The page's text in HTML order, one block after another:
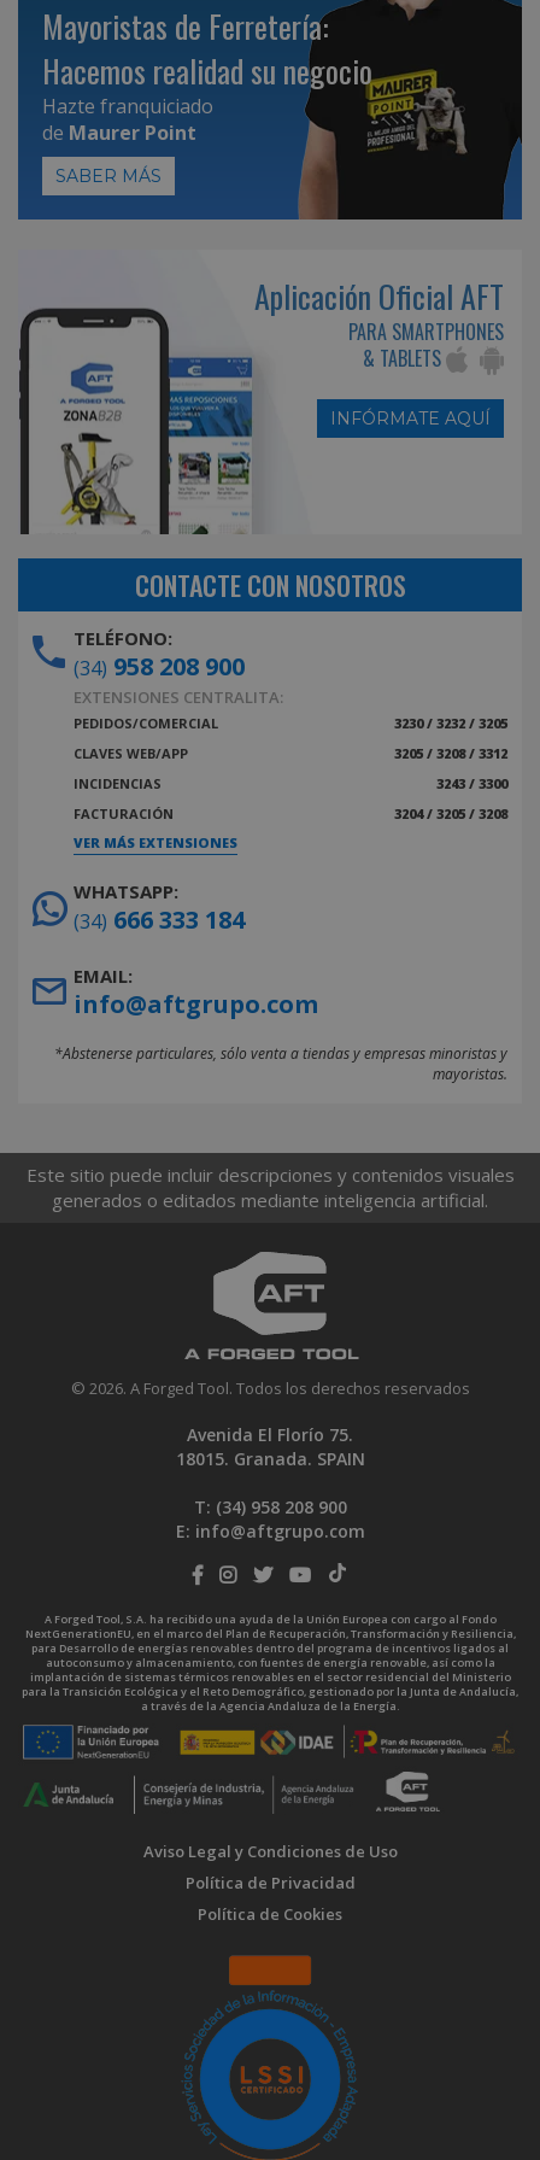
Mayoristas de Ferretería:
Hacemos realidad su negocio
Hazte franquiciado
de Maurer Point
SABER MÁS
Aplicación Oficial AFT
PARA SMARTPHONES
& TABLETS
INFÓRMATE AQUÍ
CONTACTE CON NOSOTROS
TELÉFONO:
(34) 958 208 900
EXTENSIONES CENTRALITA:
PEDIDOS/COMERCIAL
3230 / 3232 / 3205
CLAVES WEB/APP
3205 / 3208 / 3312
INCIDENCIAS
3243 / 3300
FACTURACIÓN
3204 / 3205 / 3208
VER MÁS EXTENSIONES
WHATSAPP:
(34) 666 333 184
EMAIL:
info@aftgrupo.com
*Abstenerse particulares, sólo venta a tiendas y empresas minoristas y
mayoristas.
Este sitio puede incluir descripciones y contenidos visuales
generados o editados mediante inteligencia artificial.
© 2026. A Forged Tool. Todos los derechos reservados
Avenida El Florío 75.
18015. Granada. SPAIN
T: (34) 958 208 900
E: info@aftgrupo.com
A Forged Tool, S.A. ha recibido una ayuda de la Unión Europea con cargo al Fondo
NextGenerationEU, en el marco del Plan de Recuperación, Transformación y Resiliencia,
para Desarrollo de energías renovables dentro del programa de incentivos ligados al
autoconsumo y almacenamiento, con fuentes de energía renovable, así como la
implantación de sistemas térmicos renovables en el sector residencial del Ministerio
para la Transición Ecológica y el Reto Demográfico, gestionado por la Junta de Andalucía,
a través de la Agencia Andaluza de la Energía.
Aviso Legal y Condiciones de Uso
Política de Privacidad
Política de Cookies